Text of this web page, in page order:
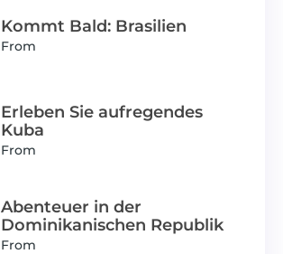
Kommt Bald: Brasilien
From
Erleben Sie aufregendes
Kuba
From
Abenteuer in der
Dominikanischen Republik
From